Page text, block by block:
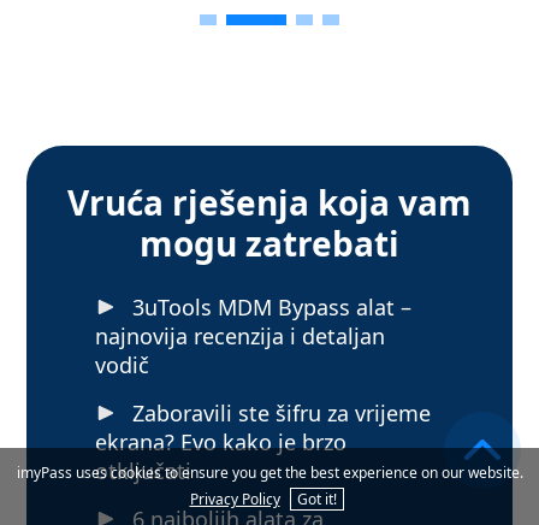
Vruća rješenja koja vam
mogu zatrebati
3uTools MDM Bypass alat –
najnovija recenzija i detaljan
vodič
Zaboravili ste šifru za vrijeme
ekrana? Evo kako je brzo
otključati
imyPass uses cookies to ensure you get the best experience on our website.
Privacy Policy
Got it!